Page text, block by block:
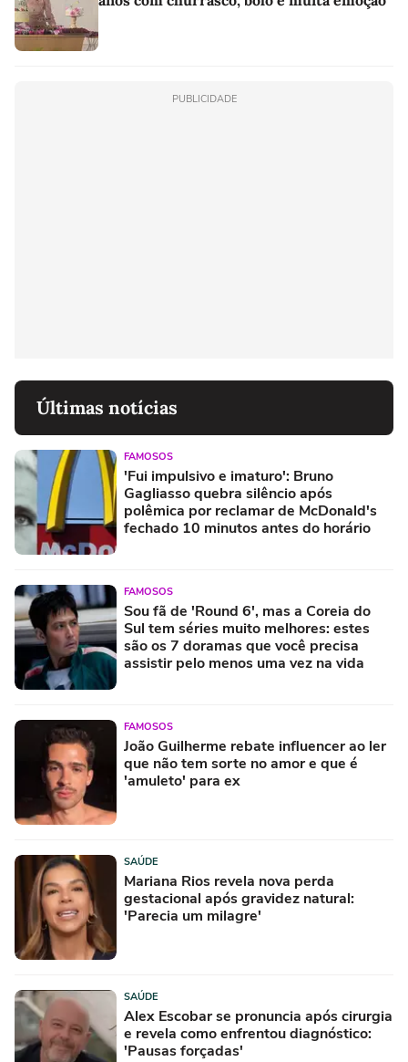
PUBLICIDADE
Últimas notícias
FAMOSOS
'Fui impulsivo e imaturo': Bruno
Gagliasso quebra silêncio após
polêmica por reclamar de McDonald's
fechado 10 minutos antes do horário
FAMOSOS
Sou fã de 'Round 6', mas a Coreia do
Sul tem séries muito melhores: estes
são os 7 doramas que você precisa
assistir pelo menos uma vez na vida
FAMOSOS
João Guilherme rebate influencer ao ler
que não tem sorte no amor e que é
'amuleto' para ex
SAÚDE
Mariana Rios revela nova perda
gestacional após gravidez natural:
'Parecia um milagre'
SAÚDE
Alex Escobar se pronuncia após cirurgia
e revela como enfrentou diagnóstico:
'Pausas forçadas'